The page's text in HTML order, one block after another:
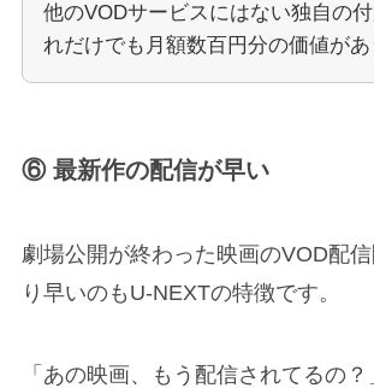
他のVODサービスにはない独自の
れだけでも月額数百円分の価値があ
⑥ 最新作の配信が早い
劇場公開が終わった映画のVOD配
り早いのもU-NEXTの特徴です。
「あの映画、もう配信されてるの